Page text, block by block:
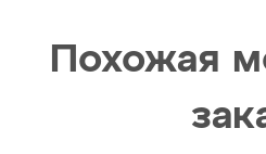
Похожая